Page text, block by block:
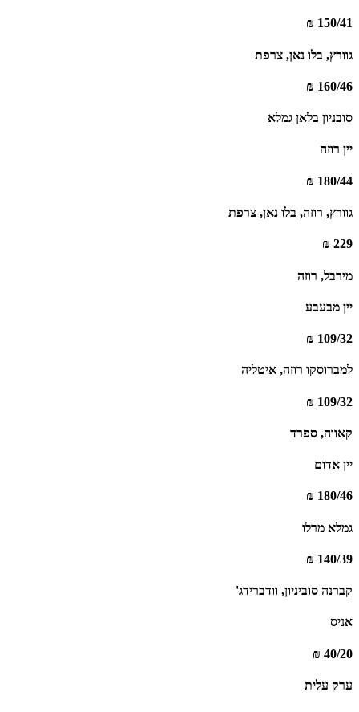
150/41 ₪
גוורץ, בלו נאן, צרפת
160/46 ₪
סובניון בלאן גמלא
יין רוזה
180/44 ₪
גוורץ, רוזה, בלו נאן, צרפת
229 ₪
מירבל, רוזה
יין מבעבע
109/32 ₪
למברוסקו רוזה, איטליה
109/32 ₪
קאווה, ספרד
יין אדום
180/46 ₪
גמלא מרלו
140/39 ₪
קברנה סוביניון, וודברידג'
אניס
40/20 ₪
ערק עלית